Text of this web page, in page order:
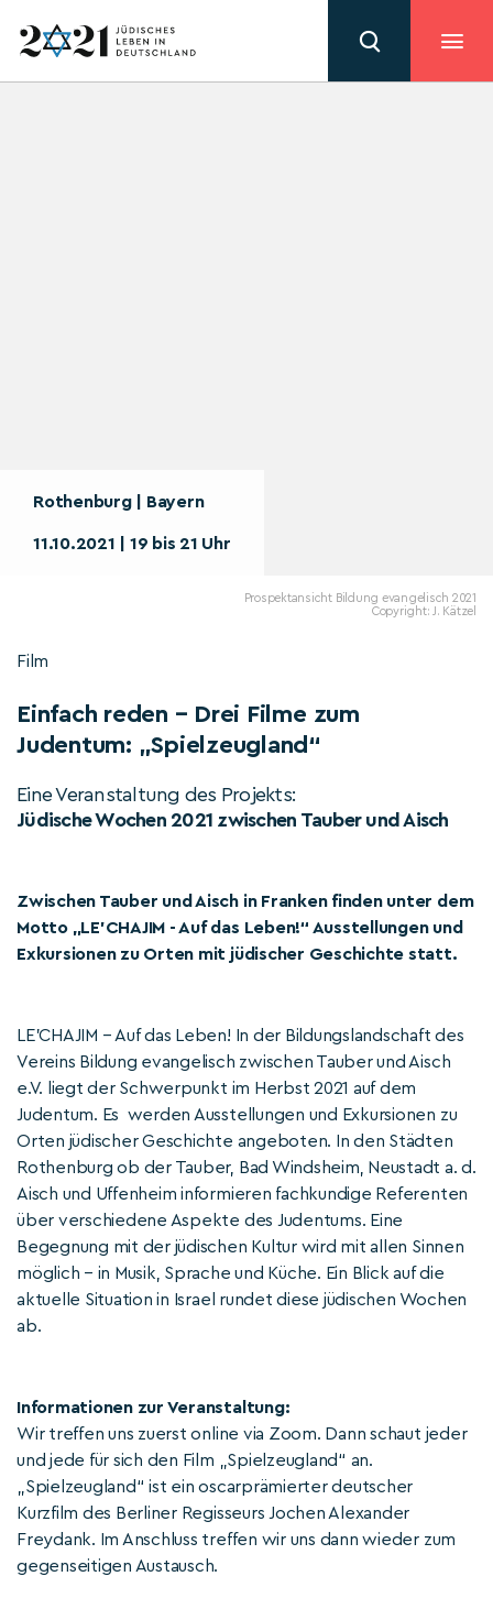
Rothenburg | Bayern
11.10.2021 | 19 bis 21 Uhr
Prospektansicht Bildung evangelisch 2021
Copyright: J. Kätzel
Film
Einfach reden – Drei Filme zum
Judentum: „Spielzeugland“
Eine Veranstaltung des Projekts:
Jüdische Wochen 2021 zwischen Tauber und Aisch
Zwischen Tauber und Aisch in Franken finden unter dem
Motto „LE'CHAJIM - Auf das Leben!“ Ausstellungen und
Exkursionen zu Orten mit jüdischer Geschichte statt.
LE’CHAJIM – Auf das Leben! In der Bildungslandschaft des
Vereins Bildung evangelisch zwischen Tauber und Aisch
e.V. liegt der Schwerpunkt im Herbst 2021 auf dem
Judentum. Es werden Ausstellungen und Exkursionen zu
Orten jüdischer Geschichte angeboten. In den Städten
Rothenburg ob der Tauber, Bad Windsheim, Neustadt a. d.
Aisch und Uffenheim informieren fachkundige Referenten
über verschiedene Aspekte des Judentums. Eine
Begegnung mit der jüdischen Kultur wird mit allen Sinnen
möglich – in Musik, Sprache und Küche. Ein Blick auf die
aktuelle Situation in Israel rundet diese jüdischen Wochen
ab.
Informationen zur Veranstaltung:
Wir treffen uns zuerst online via Zoom. Dann schaut jeder
und jede für sich den Film „Spielzeugland“ an.
„Spielzeugland“ ist ein oscarprämierter deutscher
Kurzfilm des Berliner Regisseurs Jochen Alexander
Freydank. Im Anschluss treffen wir uns dann wieder zum
gegenseitigen Austausch.